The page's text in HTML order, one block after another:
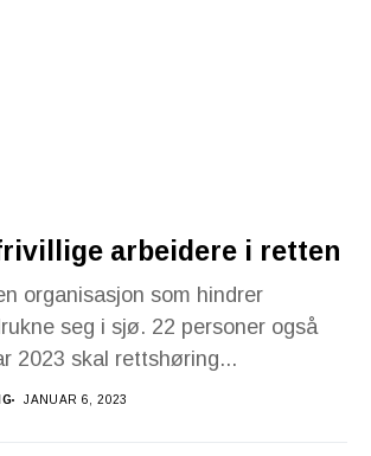
arbeidere i retten
organisasjon som hindrer
seg i sjø. 22 personer også
2023 skal rettshøring...
JANUAR 6, 2023